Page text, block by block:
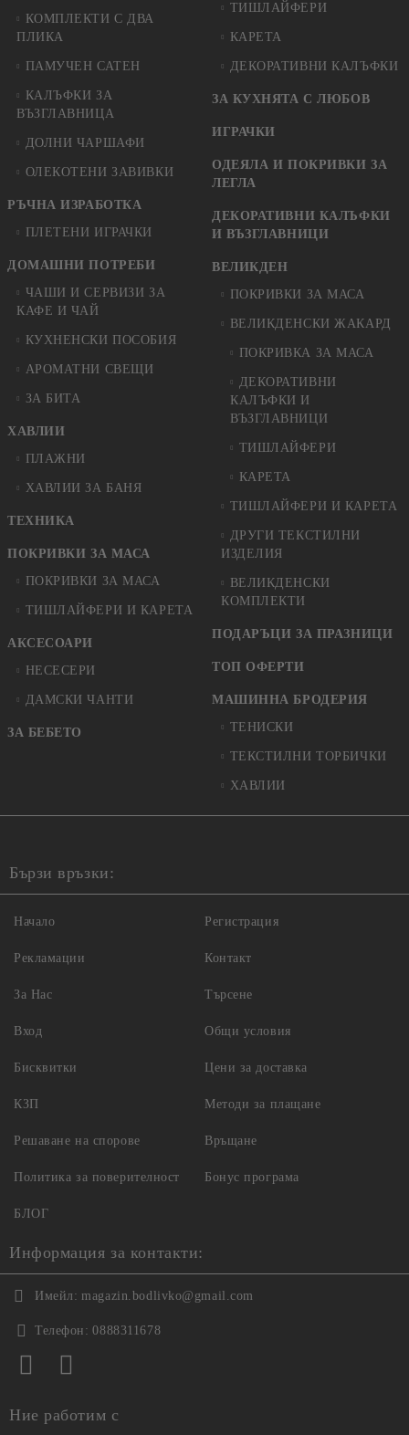
КОМПЛЕКТИ С ДВА
ПЛИКА
ПАМУЧЕН САТЕН
КАЛЪФКИ ЗА
ВЪЗГЛАВНИЦА
ДОЛНИ ЧАРШАФИ
ОЛЕКОТЕНИ ЗАВИВКИ
РЪЧНА ИЗРАБОТКА
ПЛЕТЕНИ ИГРАЧКИ
ДОМАШНИ ПОТРЕБИ
ЧАШИ И СЕРВИЗИ ЗА
КАФЕ И ЧАЙ
КУХНЕНСКИ ПОСОБИЯ
АРОМАТНИ СВЕЩИ
ЗА БИТА
ХАВЛИИ
ПЛАЖНИ
ХАВЛИИ ЗА БАНЯ
ТЕХНИКА
ПОКРИВКИ ЗА МАСА
ПОКРИВКИ ЗА МАСА
ТИШЛАЙФЕРИ И КАРЕТА
АКСЕСОАРИ
НЕСЕСЕРИ
ДАМСКИ ЧАНТИ
ЗА БЕБЕТО
ТИШЛАЙФЕРИ
КАРЕТА
ДЕКОРАТИВНИ КАЛЪФКИ
ЗА КУХНЯТА С ЛЮБОВ
ИГРАЧКИ
ОДЕЯЛА И ПОКРИВКИ ЗА
ЛЕГЛА
ДЕКОРАТИВНИ КАЛЪФКИ
И ВЪЗГЛАВНИЦИ
ВЕЛИКДЕН
ПОКРИВКИ ЗА МАСА
ВЕЛИКДЕНСКИ ЖАКАРД
ПОКРИВКА ЗА МАСА
ДЕКОРАТИВНИ
КАЛЪФКИ И
ВЪЗГЛАВНИЦИ
ТИШЛАЙФЕРИ
КАРЕТА
ТИШЛАЙФЕРИ И КАРЕТА
ДРУГИ ТЕКСТИЛНИ
ИЗДЕЛИЯ
ВЕЛИКДЕНСКИ
КОМПЛЕКТИ
ПОДАРЪЦИ ЗА ПРАЗНИЦИ
ТОП ОФЕРТИ
МАШИННА БРОДЕРИЯ
ТЕНИСКИ
ТЕКСТИЛНИ ТОРБИЧКИ
ХАВЛИИ
Бързи връзки:
Начало
Рекламации
За Нас
Вход
Регистрация
Контакт
Търсене
Общи условия
Бисквитки
КЗП
Решаване на спорове
Политика за поверителност
Цени за доставка
Методи за плащане
Връщане
Бонус програма
БЛОГ
Информация за контакти:
Имейл: magazin.bodlivko@gmail.com
Телефон: 0888311678
Ние работим с